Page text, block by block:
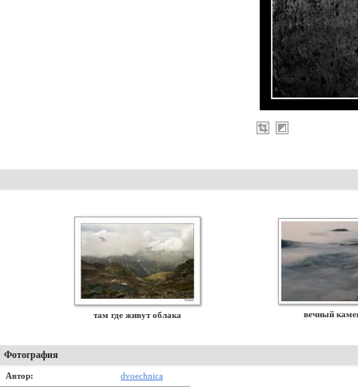
там где живут облака вечный
Фотография
Автор: dvoechnica